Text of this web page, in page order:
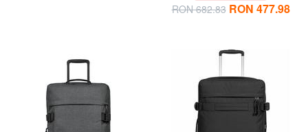
RON 682.83 RON 477.98